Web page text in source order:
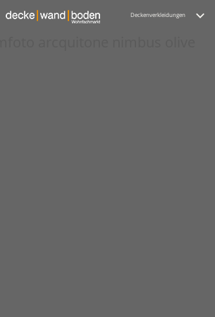
Deckenverkleidungen